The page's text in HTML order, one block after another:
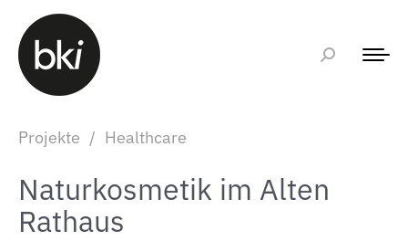
Projekte / Healthcare
Naturkosmetik im Alten
Rathaus